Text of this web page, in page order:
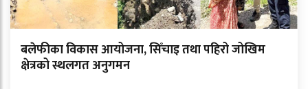
बलेफीका विकास आयोजना, सिँचाइ तथा पहिरो जोखिम
क्षेत्रको स्थलगत अनुगमन